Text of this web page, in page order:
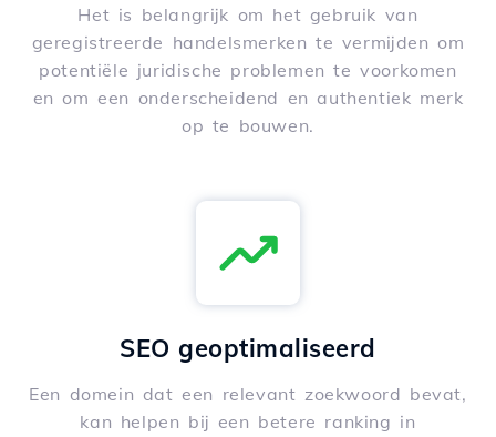
Het is belangrijk om het gebruik van
geregistreerde handelsmerken te vermijden om
potentiële juridische problemen te voorkomen
en om een onderscheidend en authentiek merk
op te bouwen.
SEO geoptimaliseerd
Een domein dat een relevant zoekwoord bevat,
kan helpen bij een betere ranking in